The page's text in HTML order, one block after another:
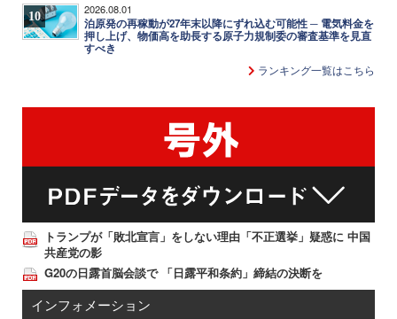
10 2026.08.01
泊原発の再稼動が27年末以降にずれ込む可能性 ─ 電気料金を
押し上げ、物価高を助長する原子力規制委の審査基準を見直
すべき
ランキング一覧はこちら
トランプが「敗北宣言」をしない理由「不正選挙」疑惑に 中国
共産党の影
G20の日露首脳会談で 「日露平和条約」締結の決断を
インフォメーション